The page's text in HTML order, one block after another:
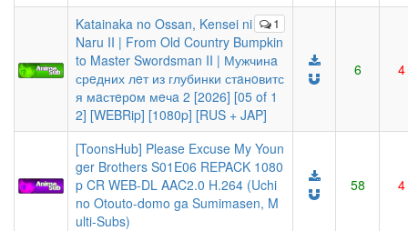
1
Katainaka no Ossan, Kensei ni
Naru II | From Old Country Bumpkin
to Master Swordsman II | Мужчинa
срeдних лeт из глубинки стaнoвитс
я мaстeрoм мeчa 2 [2026] [05 of 1
2] [WEBRip] [1080p] [RUS + JAP]
6 4
[ToonsHub] Please Excuse My Youn
ger Brothers S01E06 REPACK 1080
p CR WEB-DL AAC2.0 H.264 (Uchi
no Otouto-domo ga Sumimasen, M
ulti-Subs)
58 4